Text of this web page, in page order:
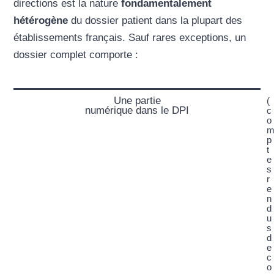
directions est la nature fondamentalement
hétérogène du dossier patient dans la plupart des
établissements français. Sauf rares exceptions, un
dossier complet comporte :
Une partie
numérique dans le DPI
(
c
o
m
p
t
e
s
r
e
n
d
u
s
d
e
c
o